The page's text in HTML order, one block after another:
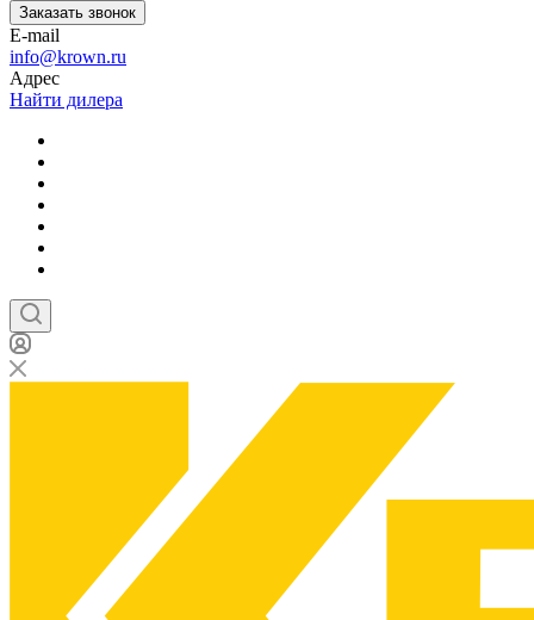
Заказать звонок
E-mail
info@krown.ru
Адрес
Найти дилера